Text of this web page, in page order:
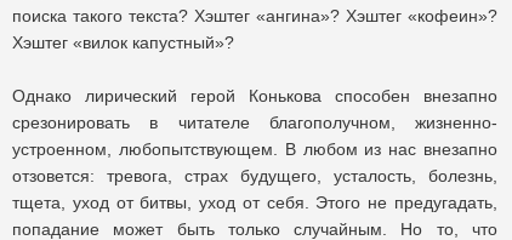
поиска такого текста? Хэштег «ангина»? Хэштег «кофеин»?
Хэштег «вилок капустный»?
Однако лирический герой Конькова способен внезапно
срезонировать в читателе благополучном, жизненно-
устроенном, любопытствующем. В любом из нас внезапно
отзовется: тревога, страх будущего, усталость, болезнь,
тщета, уход от битвы, уход от себя. Этого не предугадать,
попадание может быть только случайным. Но то, что